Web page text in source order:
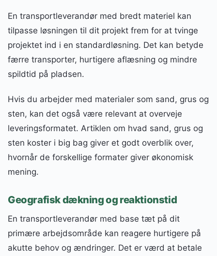
En transportleverandør med bredt materiel kan
tilpasse løsningen til dit projekt frem for at tvinge
projektet ind i en standardløsning. Det kan betyde
færre transporter, hurtigere aflæsning og mindre
spildtid på pladsen.
Hvis du arbejder med materialer som sand, grus og
sten, kan det også være relevant at overveje
leveringsformatet. Artiklen om hvad sand, grus og
sten koster i big bag giver et godt overblik over,
hvornår de forskellige formater giver økonomisk
mening.
Geografisk dækning og reaktionstid
En transportleverandør med base tæt på dit
primære arbejdsområde kan reagere hurtigere på
akutte behov og ændringer. Det er værd at betale